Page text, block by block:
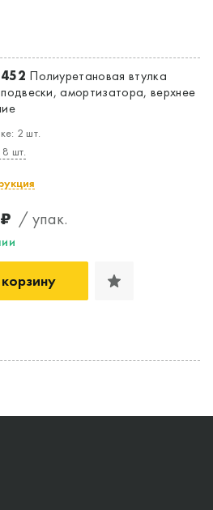
Полиуретановая втулка
амортизатора, верхнее
2 шт.
шт.
/ упак.